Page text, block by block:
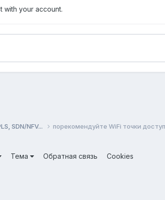
with your account.
SDN/NFV... порекомендуйте WiFi точки
Тема Обратная связь Cookies